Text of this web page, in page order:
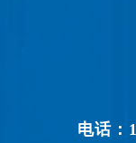
电话：